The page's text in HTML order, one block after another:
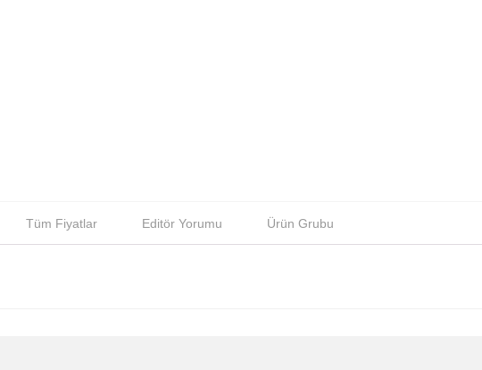
Tüm Fiyatlar Editör Yorumu Ürün Grubu